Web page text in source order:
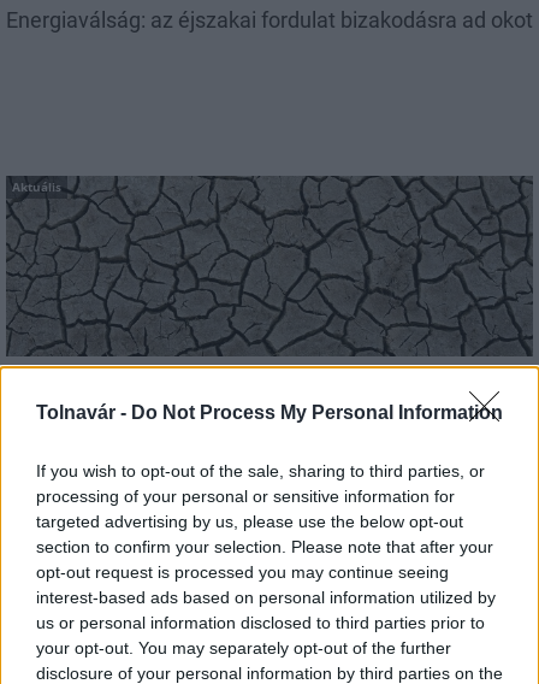
Tolnavár - Do Not Process My Personal Information
If you wish to opt-out of the sale, sharing to third parties, or
processing of your personal or sensitive information for
targeted advertising by us, please use the below opt-out
section to confirm your selection. Please note that after your
opt-out request is processed you may continue seeing
interest-based ads based on personal information utilized by
us or personal information disclosed to third parties prior to
your opt-out. You may separately opt-out of the further
disclosure of your personal information by third parties on the
Energiaválság: az éjszakai fordulat bizakodásra ad okot
Aktuális
Paks: hétfőn és talán még kedden üzemben tartható
az utolsó turbina
Aktuális